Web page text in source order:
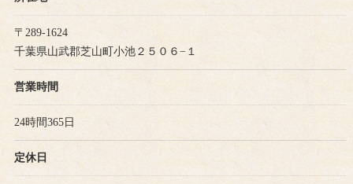
〒289-1624
千葉県山武郡芝山町小池２５０６−１
営業時間
24時間365日
定休日